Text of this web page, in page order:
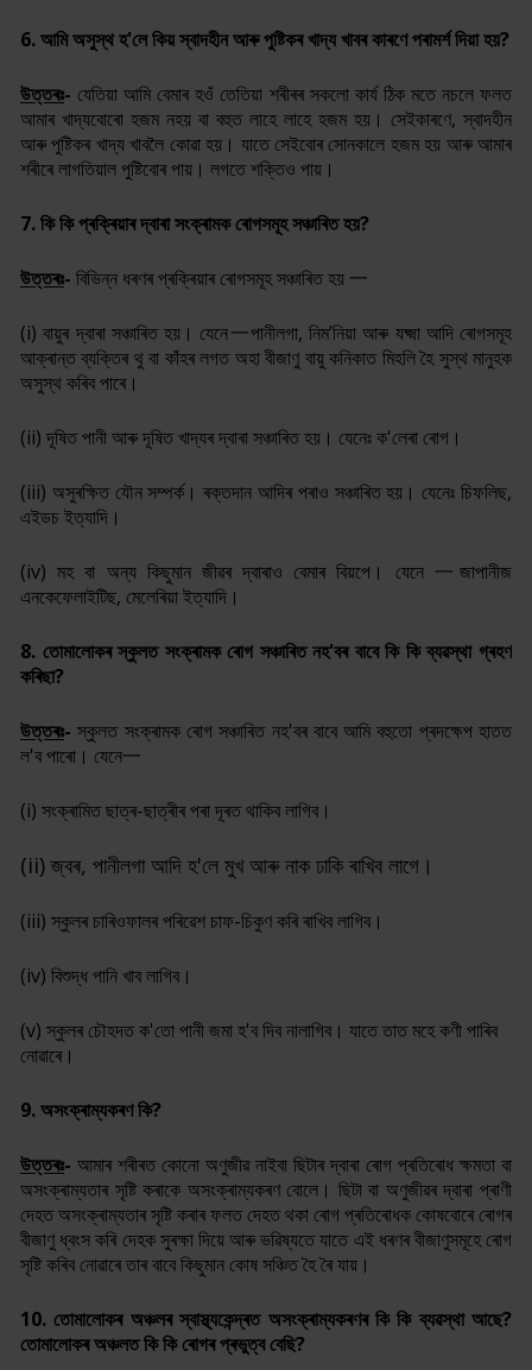
6. আমি অসুস্থ হ'লে কিয় স্বাদহীন আৰু পুষ্টিকৰ খাদ্য খাবৰ কাৰণে পৰামৰ্শ দিয়া হয়?
উত্তৰঃ- যেতিয়া আমি বেমাৰ হওঁ তেতিয়া শৰীৰৰ সকলো কাৰ্য ঠিক মতে নচলে ফলত
আমাৰ খাদ্যবোৰো হজম নহয় বা বহুত লাহে লাহে হজম হয়। সেইকাৰণে, স্বাদহীন
আৰু পুষ্টিকৰ খাদ্য খাবলৈ কোৱা হয়। যাতে সেইবোৰ সোনকালে হজম হয় আৰু আমাৰ
শৰীৰে লাগতিয়াল পুষ্টিবোৰ পায়। লগতে শক্তিও পায়।
7. কি কি প্ৰক্ৰিয়াৰ দ্বাৰা সংক্ৰামক ৰোগসমূহ সঞ্চাৰিত হয়?
উত্তৰঃ- বিভিন্ন ধৰণৰ প্ৰক্ৰিয়াৰ ৰোগসমূহ সঞ্চাৰিত হয় 一
(i) বায়ুৰ দ্বাৰা সঞ্চাৰিত হয়। যেনে一পানীলগা, নিম’নিয়া আৰু যক্ষ্মা আদি ৰোগসমূহ
আক্ৰান্ত ব্যক্তিৰ থু বা কাঁহৰ লগত অহা বীজাণু বায়ু কনিকাত মিহলি হৈ সুস্থ মানুহক
অসুস্থ কৰিব পাৰে।
(ii) দূষিত পানী আৰু দূষিত খাদ্যৰ দ্বাৰা সঞ্চাৰিত হয়। যেনেঃ ক'লেৰা ৰোগ।
(iii) অসুৰক্ষিত যৌন সম্পৰ্ক। ৰক্তদান আদিৰ পৰাও সঞ্চাৰিত হয়। যেনেঃ চিফলিছ,
এইডচ ইত্যাদি।
(iv) মহ বা অন্য কিছুমান জীৱৰ দ্বাৰাও বেমাৰ বিয়পে। যেনে 一জাপানীজ
এনকেফেলাইটিছ, মেলেৰিয়া ইত্যাদি।
8. তোমালোকৰ স্কুলত সংক্ৰামক ৰোগ সঞ্চাৰিত নহ'বৰ বাবে কি কি ব্যৱস্থা গ্ৰহণ
কৰিছা?
উত্তৰঃ- স্কুলত সংক্ৰামক ৰোগ সঞ্চাৰিত নহ'বৰ বাবে আমি বহুতো প্ৰদক্ষেপ হাতত
ল'ব পাৰো। যেনে一
(i) সংক্ৰামিত ছাত্ৰ-ছাত্ৰীৰ পৰা দূৰত থাকিব লাগিব।
(ii) জ্বৰ, পানীলগা আদি হ'লে মুখ আৰু নাক ঢাকি ৰাখিব লাগে।
(iii) স্কুলৰ চাৰিওফালৰ পৰিৱেশ চাফ-চিকুণ কৰি ৰাখিব লাগিব।
(iv) বিশুদ্ধ পানি খাব লাগিব।
(v) স্কুলৰ চৌহদত ক'তো পানী জমা হ'ব দিব নালাগিব। যাতে তাত মহে কণী পাৰিব
নোৱাৰে।
9. অসংক্ৰাম্যকৰণ কি?
উত্তৰঃ- আমাৰ শৰীৰত কোনো অণুজীৱ নাইবা ছিটাৰ দ্বাৰা ৰোগ প্ৰতিৰোধ ক্ষমতা বা
অসংক্ৰাম্যতাৰ সৃষ্টি কৰাকে অসংক্ৰাম্যকৰণ বোলে। ছিটা বা অণুজীৱৰ দ্বাৰা প্ৰাণী
দেহত অসংক্ৰাম্যতাৰ সৃষ্টি কৰাৰ ফলত দেহত থকা ৰোগ প্ৰতিৰোধক কোষবোৰে ৰোগৰ
বীজাণু ধ্বংস কৰি দেহক সুৰক্ষা দিয়ে আৰু ভৱিষ্যতে যাতে এই ধৰণৰ বীজাণুসমূহে ৰোগ
সৃষ্টি কৰিব নোৱাৰে তাৰ বাবে কিছুমান কোষ সঞ্চিত হৈ ৰৈ যায়।
10. তোমালোকৰ অঞ্চলৰ স্বাস্থ্যকেন্দ্ৰত অসংক্ৰাম্যকৰণৰ কি কি ব্যৱস্থা আছে?
তোমালোকৰ অঞ্চলত কি কি ৰোগৰ প্ৰভুত্ব বেছি?